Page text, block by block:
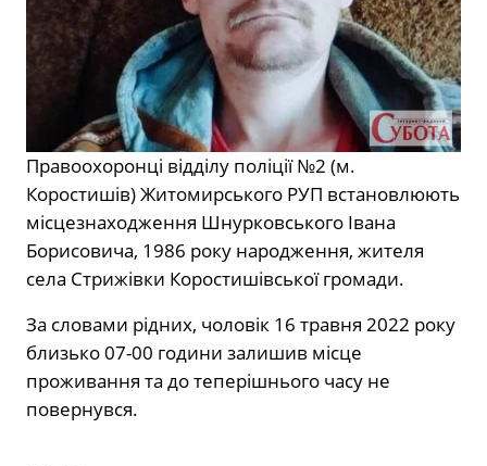
Правоохоронці відділу поліції №2 (м.
Коростишів) Житомирського РУП встановлюють
місцезнаходження Шнурковського Івана
Борисовича, 1986 року народження, жителя
села Стрижівки Коростишівської громади.
За словами рідних, чоловік 16 травня 2022 року
близько 07-00 години залишив місце
проживання та до теперішнього часу не
повернувся.